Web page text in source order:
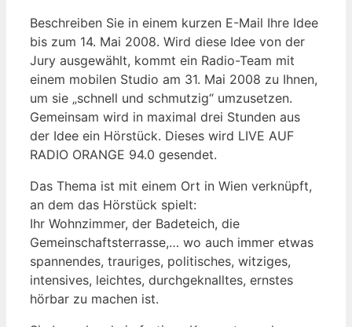
Beschreiben Sie in einem kurzen E-Mail Ihre Idee
bis zum 14. Mai 2008. Wird diese Idee von der
Jury ausgewählt, kommt ein Radio-Team mit
einem mobilen Studio am 31. Mai 2008 zu Ihnen,
um sie „schnell und schmutzig“ umzusetzen.
Gemeinsam wird in maximal drei Stunden aus
der Idee ein Hörstück. Dieses wird LIVE AUF
RADIO ORANGE 94.0 gesendet.
Das Thema ist mit einem Ort in Wien verknüpft,
an dem das Hörstück spielt:
Ihr Wohnzimmer, der Badeteich, die
Gemeinschaftsterrasse,… wo auch immer etwas
spannendes, trauriges, politisches, witziges,
intensives, leichtes, durchgeknalltes, ernstes
hörbar zu machen ist.